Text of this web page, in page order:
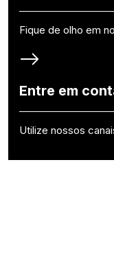
Fique de olho em
Entre em
Utilize nossos